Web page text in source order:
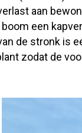
aan
een
de stronk is
zodat de